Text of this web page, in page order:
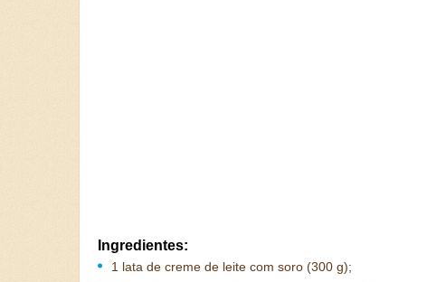
Ingredientes:
1 lata de creme de leite com soro (300 g);